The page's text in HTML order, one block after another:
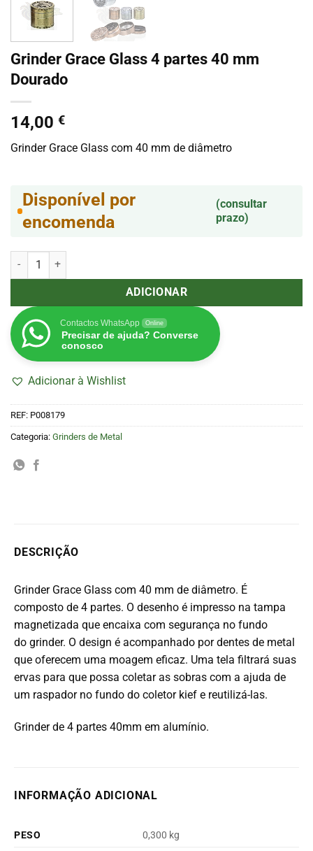
Grinder Grace Glass 4 partes 40 mm
Dourado
14,00 €
Grinder Grace Glass com 40 mm de diâmetro
Disponível por
encomenda
(consultar
prazo)
Quantidade de Grinder Grace Glass 4 partes 40 mm Dourado
ADICIONAR
Contactos WhatsApp Online
Precisar de ajuda? Converse
conosco
Adicionar à Wishlist
REF: P008179
Categoria: Grinders de Metal
DESCRIÇÃO
Grinder Grace Glass com 40 mm de diâmetro. É
composto de 4 partes. O desenho é impresso na tampa
magnetizada que encaixa com segurança no fundo
do grinder. O design é acompanhado por dentes de metal
que oferecem uma moagem eficaz. Uma tela filtrará suas
ervas para que possa coletar as sobras com a ajuda de
um raspador no fundo do coletor kief e reutilizá-las.
Grinder de 4 partes 40mm em alumínio.
INFORMAÇÃO ADICIONAL
PESO 0,300 kg